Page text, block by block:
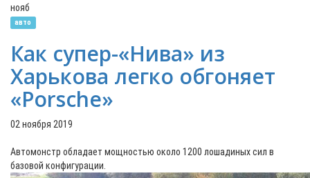
нояб
авто
Как супер-«Нива» из
Харькова легко обгоняет
«Porsche»
02 ноября 2019
Автомонстр обладает мощностью около 1200 лошадиных сил в
базовой конфигурации.